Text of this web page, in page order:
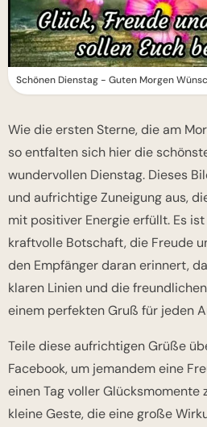
Schönen Dienstag - Guten Morgen
Wie die ersten Sterne, die am
so entfalten sich hier die
wundervollen Dienstag. Dieses
und aufrichtige Zuneigung aus,
mit positiver Energie erfüllt. Es
kraftvolle Botschaft, die Freude
den Empfänger daran erinnert,
klaren Linien und die
einem perfekten Gruß für jeden
Teile diese aufrichtigen Grüße
Facebook, um jemandem eine
einen Tag voller Glücksmomente
kleine Geste, die eine große